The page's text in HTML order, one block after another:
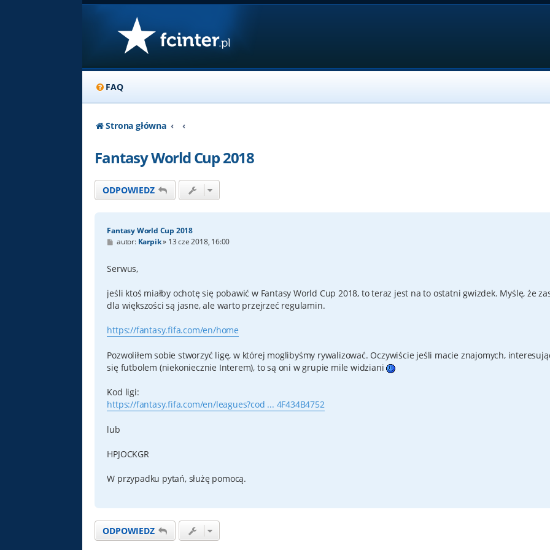
FAQ
Strona główna
Fantasy World Cup 2018
ODPOWIEDZ
Fantasy World Cup 2018
P
t
autor: Karpik» 13 cze 2018, 16:00
Serwus,
jeśli ktoś miałby ochotę się pobawić w Fantasy World Cup 2018, to teraz jest na to ostatni gwizdek. Myślę, że
dla większości są jasne, ale warto przejrzeć regulamin.
https://fantasy.fifa.com/en/home
Pozwoliłem sobie stworzyć ligę, w której moglibyśmy rywalizować. Oczywiście jeśli macie znajomych,
się futbolem (niekoniecznie Interem), to są oni w grupie mile widziani
Kod ligi:
https://fantasy.fifa.com/en/leagues?cod ... 4F434B4752
lub
HPJOCKGR
W przypadku pytań, służę pomocą.
ODPOWIEDZ